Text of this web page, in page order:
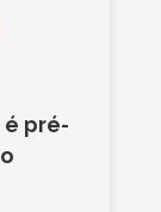
pré-